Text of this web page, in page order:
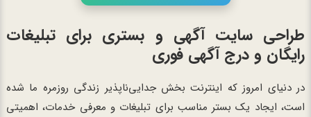
طراحی سایت آگهی و بستری برای تبلیغات
رایگان و درج آگهی فوری
در دنیای امروز که اینترنت بخش جدایی‌ناپذیر زندگی روزمره ما شده
است، ایجاد یک بستر مناسب برای تبلیغات و معرفی خدمات، اهمیتی